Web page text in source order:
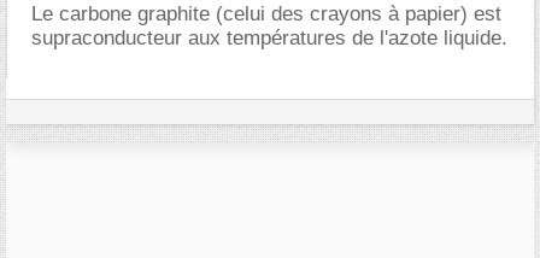
Le carbone graphite (celui des crayons à papier) est
supraconducteur aux températures de l'azote liquide.